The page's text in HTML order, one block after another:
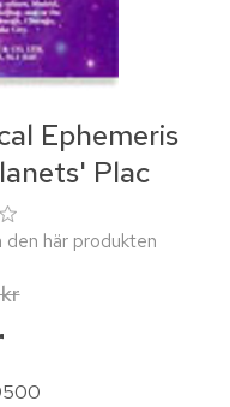
Ephemeris
Plac
här produkten